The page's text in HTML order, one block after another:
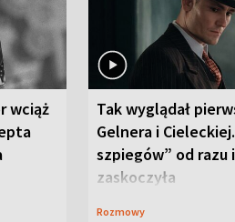
wciąż
Tak wyglądał
Gelnera i
szpiegów” od razu
zaskoczyła
Rozmowy